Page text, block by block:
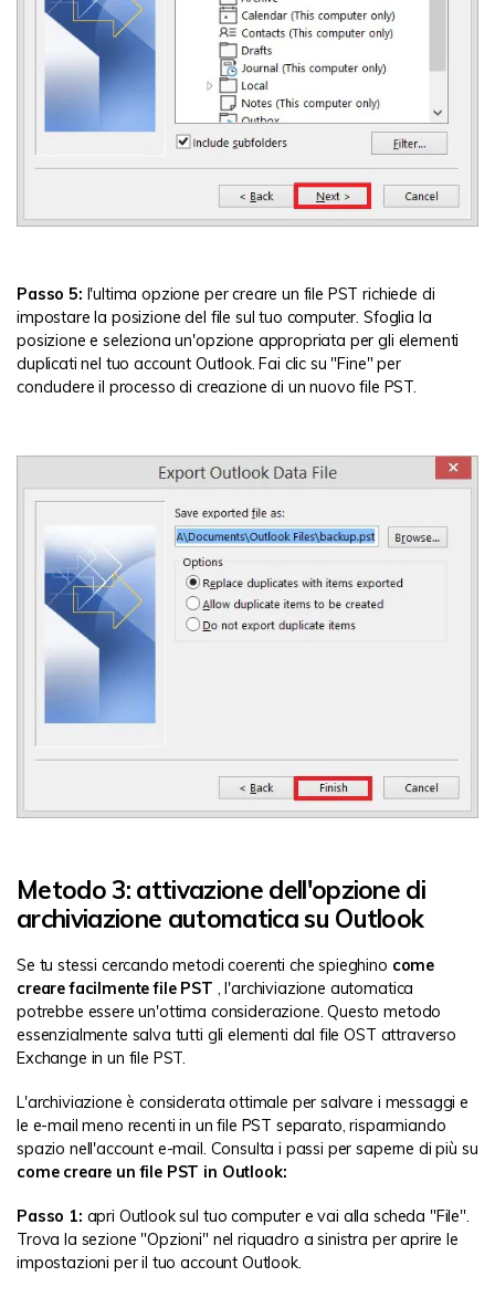
Passo 5: l'ultima opzione per creare un file PST richiede di
impostare la posizione del file sul tuo computer. Sfoglia la
posizione e seleziona un'opzione appropriata per gli elementi
duplicati nel tuo account Outlook. Fai clic su "Fine" per
concludere il processo di creazione di un nuovo file PST.
Metodo 3: attivazione dell'opzione di
archiviazione automatica su Outlook
Se tu stessi cercando metodi coerenti che spieghino come
creare facilmente file PST , l'archiviazione automatica
potrebbe essere un'ottima considerazione. Questo metodo
essenzialmente salva tutti gli elementi dal file OST attraverso
Exchange in un file PST.
L'archiviazione è considerata ottimale per salvare i messaggi e
le e-mail meno recenti in un file PST separato, risparmiando
spazio nell'account e-mail. Consulta i passi per saperne di più su
come creare un file PST in Outlook:
Passo 1: apri Outlook sul tuo computer e vai alla scheda "File".
Trova la sezione "Opzioni" nel riquadro a sinistra per aprire le
impostazioni per il tuo account Outlook.